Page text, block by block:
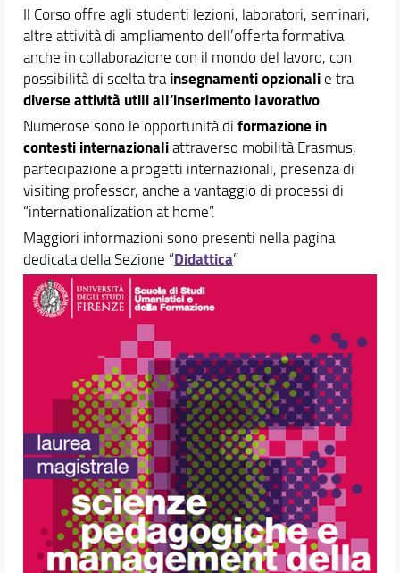
Il Corso offre agli studenti lezioni, laboratori, seminari,
altre attività di ampliamento dell’offerta formativa
anche in collaborazione con il mondo del lavoro, con
possibilità di scelta trainsegnamenti opzionalie tra
diverse attività utili all’inserimento lavorativo.
Numerose sono le opportunità di formazione in
contesti internazionaliattraverso mobilità Erasmus,
partecipazione a progetti internazionali, presenza di
visiting professor, anche a vantaggio di processi di
“internationalization at home”.
Maggiori informazioni sono presenti nella pagina
dedicata della Sezione “Didattica”